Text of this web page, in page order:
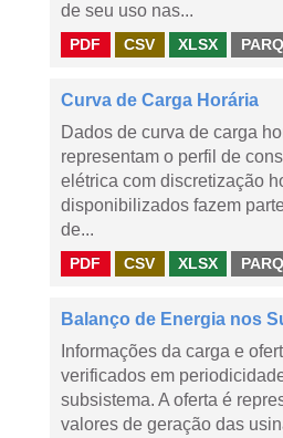
de seu uso nas...
PDF CSV XLSX
Curva de Carga Horária
Dados de curva de carga
representam o perfil de
elétrica com discretização
disponibilizados fazem
de...
PDF CSV XLSX
Balanço de Energia nos
Informações da carga e
verificados em
subsistema. A oferta é
valores de geração das